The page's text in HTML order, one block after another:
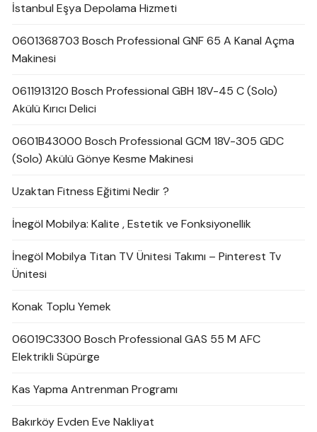
İstanbul Eşya Depolama Hizmeti
0601368703 Bosch Professional GNF 65 A Kanal Açma
Makinesi
0611913120 Bosch Professional GBH 18V-45 C (Solo)
Akülü Kırıcı Delici
0601B43000 Bosch Professional GCM 18V-305 GDC
(Solo) Akülü Gönye Kesme Makinesi
Uzaktan Fitness Eğitimi Nedir ?
İnegöl Mobilya: Kalite , Estetik ve Fonksiyonellik
İnegöl Mobilya Titan TV Ünitesi Takımı – Pinterest Tv
Ünitesi
Konak Toplu Yemek
06019C3300 Bosch Professional GAS 55 M AFC
Elektrikli Süpürge
Kas Yapma Antrenman Programı
Bakırköy Evden Eve Nakliyat